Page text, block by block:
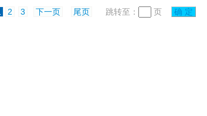
2 3 下一页 尾页 跳转至： 页 确 定